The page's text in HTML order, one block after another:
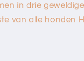
in drie
van alle honden